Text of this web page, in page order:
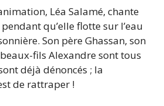
Léa Salamé, chante
qu’elle flotte sur l’eau
Son père Ghassan, son
fils Alexandre sont tous
déjà dénoncés ; la
de rattraper !